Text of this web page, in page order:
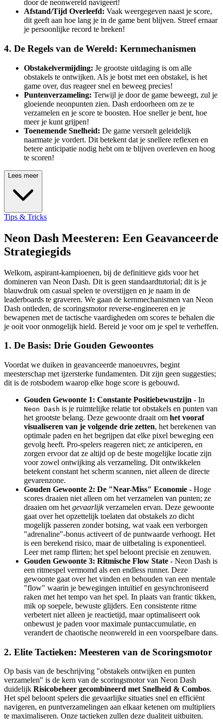
door de neonwereld navigeert!
Afstand/Tijd Overleefd: Vaak weergegeven naast je score,
dit geeft aan hoe lang je in de game bent blijven. Streef ernaar
je persoonlijke record te breken!
4. De Regels van de Wereld: Kernmechanismen
Obstakelvermijding: Je grootste uitdaging is om alle
obstakels te ontwijken. Als je botst met een obstakel, is het
game over, dus reageer snel en beweeg precies!
Puntenverzameling: Terwijl je door de game beweegt, zul je
gloeiende neonpunten zien. Dash erdoorheen om ze te
verzamelen en je score te boosten. Hoe sneller je bent, hoe
meer je kunt grijpen!
Toenemende Snelheid: De game versnelt geleidelijk
naarmate je vordert. Dit betekent dat je snellere reflexen en
betere anticipatie nodig hebt om te blijven overleven en hoog
te scoren!
Lees meer
Tips & Tricks
Neon Dash Meesteren: Een Geavanceerde
Strategiegids
Welkom, aspirant-kampioenen, bij de definitieve gids voor het
domineren van Neon Dash. Dit is geen standaardtutorial; dit is je
blauwdruk om casual spelen te overstijgen en je naam in de
leaderboards te graveren. We gaan de kernmechanismen van Neon
Dash ontleden, de scoringsmotor reverse-engineeren en je
bewapenen met de tactische vaardigheden om scores te behalen die
je ooit voor onmogelijk hield. Bereid je voor om je spel te verheffen.
1. De Basis: Drie Gouden Gewoontes
Voordat we duiken in geavanceerde manoeuvres, begint
meesterschap met ijzersterke fundamenten. Dit zijn geen suggesties;
dit is de rotsbodem waarop elke hoge score is gebouwd.
Gouden Gewoonte 1: Constante Positiebewustzijn - In
Neon Dash is je ruimtelijke relatie tot obstakels en punten van
het grootste belang. Deze gewoonte draait om het vooraf
visualiseren van je volgende drie zetten, het berekenen van
optimale paden en het begrijpen dat elke pixel beweging een
gevolg heeft. Pro-spelers reageren niet; ze anticiperen, en
zorgen ervoor dat ze altijd op de beste mogelijke locatie zijn
voor zowel ontwijking als verzameling. Dit ontwikkelen
betekent constant het scherm scannen, niet alleen de directe
gevarenzone.
Gouden Gewoonte 2: De "Near-Miss" Economie - Hoge
scores draaien niet alleen om het verzamelen van punten; ze
draaien om het gevaarlijkverzamelen ervan. Deze gewoonte
gaat over het opzettelijk toelaten dat obstakels zo dicht
mogelijk passeren zonder botsing, wat vaak een verborgen
"adrenaline"-bonus activeert of de puntwaarde verhoogt. Het
is een berekend risico, maar de uitbetaling is exponentieel.
Leer met ramp flirten; het spel beloont precisie en zenuwen.
Gouden Gewoonte 3: Ritmische Flow State - Neon Dash is
een ritmespel vermomd als een endless runner. Deze
gewoonte gaat over het vinden en behouden van een mentale
"flow" waarin je bewegingen intuïtief en gesynchroniseerd
raken met het tempo van het spel. In plaats van frantic tikken,
mik op soepele, bewuste glijders. Een consistente ritme
verbetert niet alleen je reactietijd, maar optimaliseert ook
onbewust je paden voor maximale puntaccumulatie, en
verandert de chaotische neonwereld in een voorspelbare dans.
2. Elite Tactieken: Meesteren van de Scoringsmotor
Op basis van de beschrijving "obstakels ontwijken en punten
verzamelen" is de kern van de scoringsmotor van Neon Dash
duidelijk Risicobeheer gecombineerd met Snelheid & Combos.
Het spel beloont spelers die gevaarlijke situaties snel en efficiënt
navigeren, en puntverzamelingen aan elkaar ketenen om multipliers
te maximaliseren. Onze tactieken zullen deze dualiteit uitbuiten.